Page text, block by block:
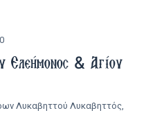
Ελεήμονος & Αγίου
Λυκαβηττού Λυκαβηττός,